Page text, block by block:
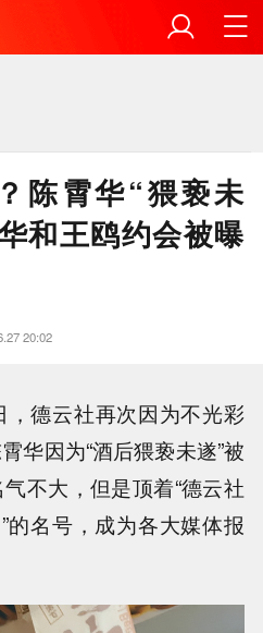
陈霄华“猥亵未
和王鸥约会被曝
20:02
德云社再次因为不光彩
因为“酒后猥亵未遂”被
不大，但是顶着“德云社
的名号，成为各大媒体报